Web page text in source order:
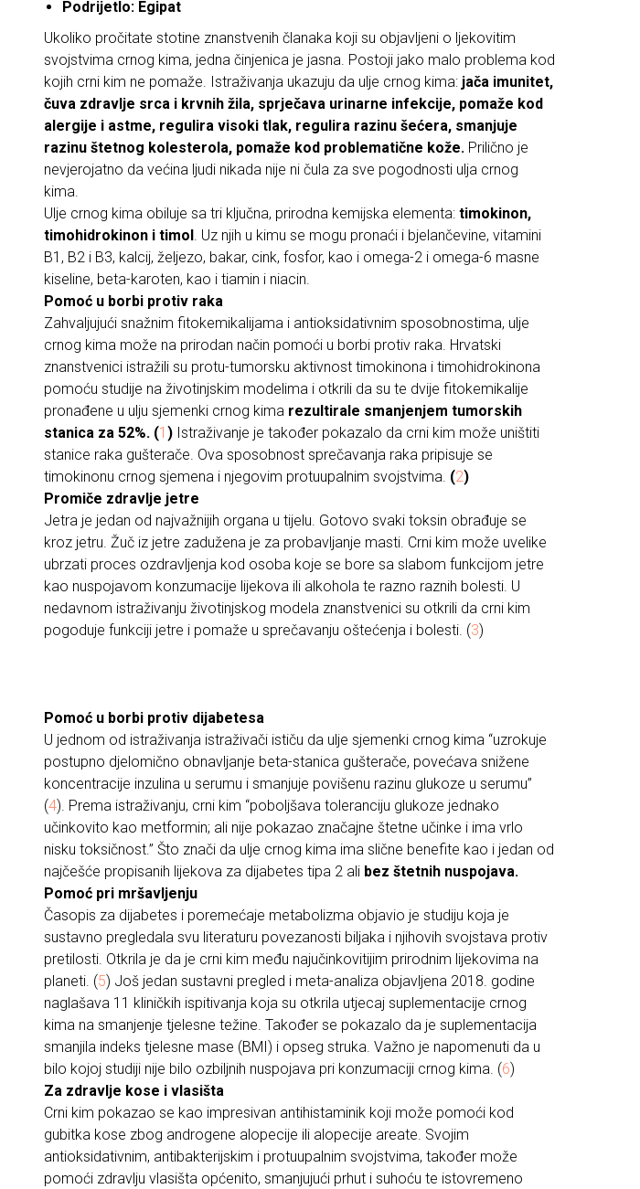
Podrijetlo: Egipat
Ukoliko pročitate stotine znanstvenih članaka koji su objavljeni o ljekovitim
svojstvima crnog kima, jedna činjenica je jasna. Postoji jako malo problema kod
kojih crni kim ne pomaže. Istraživanja ukazuju da ulje crnog kima: jača imunitet,
čuva zdravlje srca i krvnih žila, sprječava urinarne infekcije, pomaže kod
alergije i astme, regulira visoki tlak, regulira razinu šećera, smanjuje
razinu štetnog kolesterola, pomaže kod problematične kože. Prilično je
nevjerojatno da većina ljudi nikada nije ni čula za sve pogodnosti ulja crnog
kima.
Ulje crnog kima obiluje sa tri ključna, prirodna kemijska elementa: timokinon,
timohidrokinon i timol . Uz njih u kimu se mogu pronaći i bjelančevine, vitamini
B1, B2 i B3, kalcij, željezo, bakar, cink, fosfor, kao i omega-2 i omega-6 masne
kiseline, beta-karoten, kao i tiamin i niacin.
Pomoć u borbi protiv raka
Zahvaljujući snažnim fitokemikalijama i antioksidativnim sposobnostima, ulje
crnog kima može na prirodan način pomoći u borbi protiv raka. Hrvatski
znanstvenici istražili su protu-tumorsku aktivnost timokinona i timohidrokinona
pomoću studije na životinjskim modelima i otkrili da su te dvije fitokemikalije
pronađene u ulju sjemenki crnog kima rezultirale smanjenjem tumorskih
stanica za 52%. (1 ) Istraživanje je također pokazalo da crni kim može uništiti
stanice raka gušterače. Ova sposobnost sprečavanja raka pripisuje se
timokinonu crnog sjemena i njegovim protuupalnim svojstvima. (2)
Promiče zdravlje jetre
Jetra je jedan od najvažnijih organa u tijelu. Gotovo svaki toksin obrađuje se
kroz jetru. Žuč iz jetre zadužena je za probavljanje masti. Crni kim može uvelike
ubrzati proces ozdravljenja kod osoba koje se bore sa slabom funkcijom jetre
kao nuspojavom konzumacije lijekova ili alkohola te razno raznih bolesti. U
nedavnom istraživanju životinjskog modela znanstvenici su otkrili da crni kim
pogoduje funkciji jetre i pomaže u sprečavanju oštećenja i bolesti. (3)
Pomoć u borbi protiv dijabetesa
U jednom od istraživanja istraživači ističu da ulje sjemenki crnog kima “uzrokuje
postupno djelomično obnavljanje beta-stanica gušterače, povećava snižene
koncentracije inzulina u serumu i smanjuje povišenu razinu glukoze u serumu”
(4). Prema istraživanju, crni kim “poboljšava toleranciju glukoze jednako
učinkovito kao metformin; ali nije pokazao značajne štetne učinke i ima vrlo
nisku toksičnost.” Što znači da ulje crnog kima ima slične benefite kao i jedan od
najčešće propisanih lijekova za dijabetes tipa 2 ali bez štetnih nuspojava.
Pomoć pri mršavljenju
Časopis za dijabetes i poremećaje metabolizma objavio je studiju koja je
sustavno pregledala svu literaturu povezanosti biljaka i njihovih svojstava protiv
pretilosti. Otkrila je da je crni kim među najučinkovitijim prirodnim lijekovima na
planeti. (5) Još jedan sustavni pregled i meta-analiza objavljena 2018. godine
naglašava 11 kliničkih ispitivanja koja su otkrila utjecaj suplementacije crnog
kima na smanjenje tjelesne težine. Također se pokazalo da je suplementacija
smanjila indeks tjelesne mase (BMI) i opseg struka. Važno je napomenuti da u
bilo kojoj studiji nije bilo ozbiljnih nuspojava pri konzumaciji crnog kima. (6)
Za zdravlje kose i vlasišta
Crni kim pokazao se kao impresivan antihistaminik koji može pomoći kod
gubitka kose zbog androgene alopecije ili alopecije areate. Svojim
antioksidativnim, antibakterijskim i protuupalnim svojstvima, također može
pomoći zdravlju vlasišta općenito, smanjujući prhut i suhoću te istovremeno